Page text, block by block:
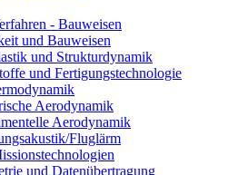
- Bauweisen
und Bauweisen
und Strukturdynamik
und Fertigungstechnologie
Aerodynamik
Aerodynamik
Fluglärm
und Datenübertragung